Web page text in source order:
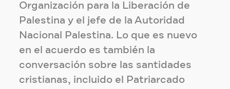
Organización para la Liberación de
Palestina y el jefe de la Autoridad
Nacional Palestina. Lo que es nuevo
en el acuerdo es también la
conversación sobre las santidades
cristianas, incluido el Patriarcado